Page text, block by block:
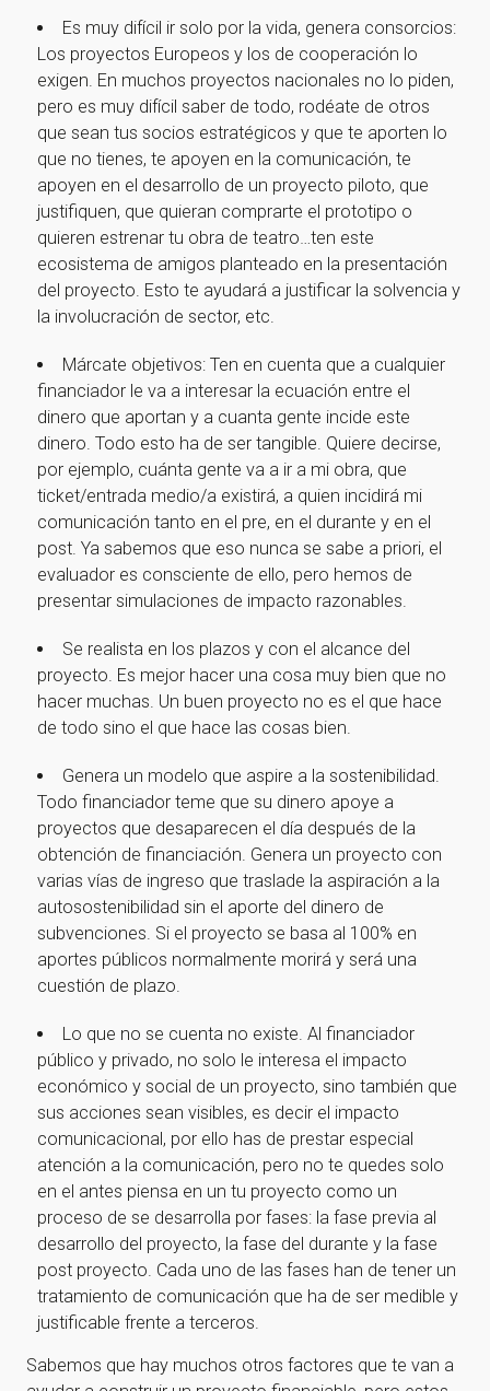
¡Gracias por suscribirte a
nuestra newsletter!
¡Gracias por suscribirte a nuestra newsletter!
Ir a la home
Es muy difícil ir solo por la vida, genera consorcios:
Los proyectos Europeos y los de cooperación lo
exigen. En muchos proyectos nacionales no lo piden,
pero es muy difícil saber de todo, rodéate de otros
que sean tus socios estratégicos y que te aporten lo
que no tienes, te apoyen en la comunicación, te
apoyen en el desarrollo de un proyecto piloto, que
justifiquen, que quieran comprarte el prototipo o
quieren estrenar tu obra de teatro…ten este
ecosistema de amigos planteado en la presentación
del proyecto. Esto te ayudará a justificar la solvencia y
la involucración de sector, etc.
Márcate objetivos: Ten en cuenta que a cualquier
financiador le va a interesar la ecuación entre el
dinero que aportan y a cuanta gente incide este
dinero. Todo esto ha de ser tangible. Quiere decirse,
por ejemplo, cuánta gente va a ir a mi obra, que
ticket/entrada medio/a existirá, a quien incidirá mi
comunicación tanto en el pre, en el durante y en el
post. Ya sabemos que eso nunca se sabe a priori, el
evaluador es consciente de ello, pero hemos de
presentar simulaciones de impacto razonables.
Se realista en los plazos y con el alcance del
proyecto. Es mejor hacer una cosa muy bien que no
hacer muchas. Un buen proyecto no es el que hace
de todo sino el que hace las cosas bien.
Genera un modelo que aspire a la sostenibilidad.
Todo financiador teme que su dinero apoye a
proyectos que desaparecen el día después de la
obtención de financiación. Genera un proyecto con
varias vías de ingreso que traslade la aspiración a la
autosostenibilidad sin el aporte del dinero de
subvenciones. Si el proyecto se basa al 100% en
aportes públicos normalmente morirá y será una
cuestión de plazo.
Lo que no se cuenta no existe. Al financiador
público y privado, no solo le interesa el impacto
económico y social de un proyecto, sino también que
sus acciones sean visibles, es decir el impacto
comunicacional, por ello has de prestar especial
atención a la comunicación, pero no te quedes solo
en el antes piensa en un tu proyecto como un
proceso de se desarrolla por fases: la fase previa al
desarrollo del proyecto, la fase del durante y la fase
post proyecto. Cada uno de las fases han de tener un
tratamiento de comunicación que ha de ser medible y
justificable frente a terceros.
Sabemos que hay muchos otros factores que te van a